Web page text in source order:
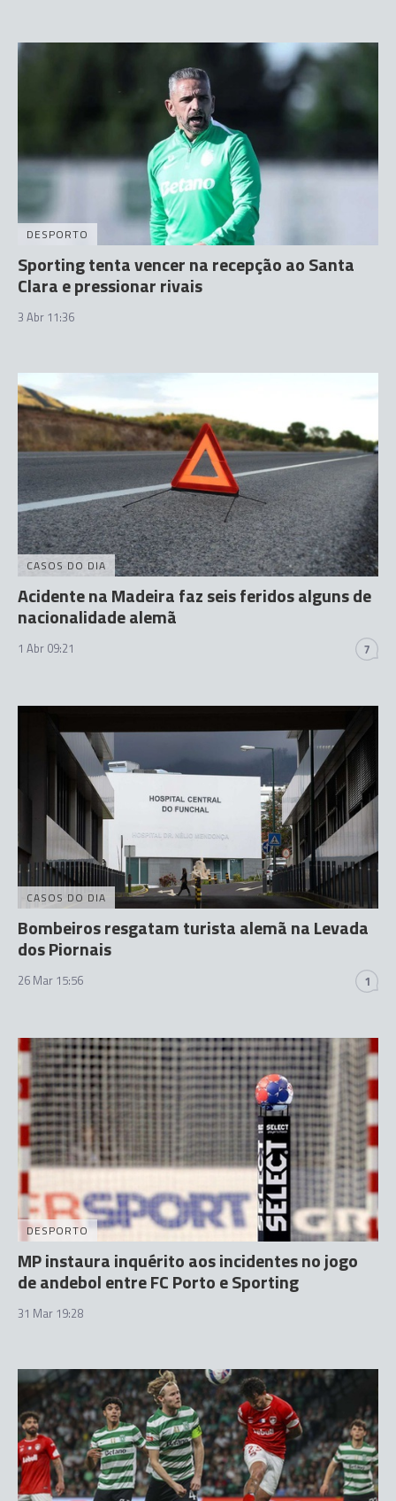
DESPORTO
Sporting tenta vencer na recepção ao Santa
Clara e pressionar rivais
3 Abr 11:36
CASOS DO DIA
Acidente na Madeira faz seis feridos alguns de
nacionalidade alemã
1 Abr 09:21 7
CASOS DO DIA
Bombeiros resgatam turista alemã na Levada
dos Piornais
26 Mar 15:56 1
DESPORTO
MP instaura inquérito aos incidentes no jogo
de andebol entre FC Porto e Sporting
31 Mar 19:28